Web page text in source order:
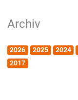
Archiv
2026 2025 2024
2017